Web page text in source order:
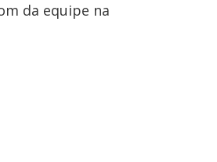
da equipe na